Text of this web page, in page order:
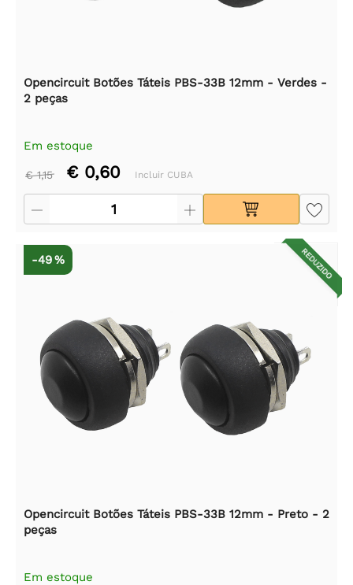
Opencircuit Botões Táteis PBS-33B 12mm - Verdes -
2 peças
Em estoque
€ 1,15 € 0,60 Incluir CUBA
REDUZIDO
-49 %
Opencircuit Botões Táteis PBS-33B 12mm - Preto - 2
peças
Em estoque